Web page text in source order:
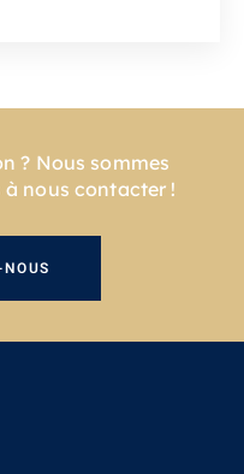
? Nous sommes
nous contacter !